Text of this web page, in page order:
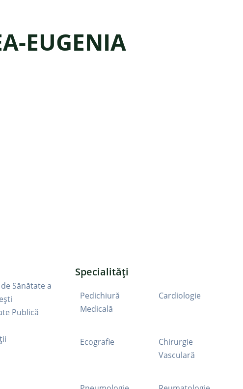
EUGENIA
Sănătate a
Publică
Specialități
Pedichiură
Medicală
Cardiologie
Ecografie
Chirurgie
Vasculară